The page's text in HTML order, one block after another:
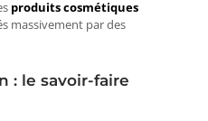
produits cosmétiques
massivement par des
: le savoir-faire